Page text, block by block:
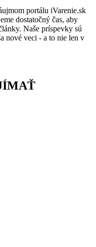
portálu iVarenie.sk
dostatočný čas, aby
Naše príspevky sú
nové veci - a to nie len v